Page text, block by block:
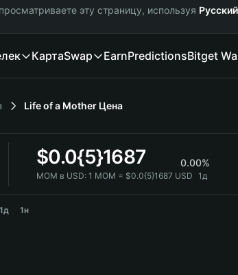
эту страницу, используя Русский
КартаSwap EarnPredictionsBitget
Life of a Mother Цена
$0.0{5}1687 0.00%
MOM в USD: 1 MOM = $0.0{5}1687 USD 1д
1д 1н